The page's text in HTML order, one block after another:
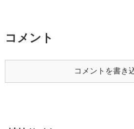
をする。 鈍感。 身長は160ｃ
あり、よき理解者。 楓のこと
が好き。 が、楓があまりにも
代総長。 龍王を日本１にした
どう
アル
れた
コメント
コメントを書き